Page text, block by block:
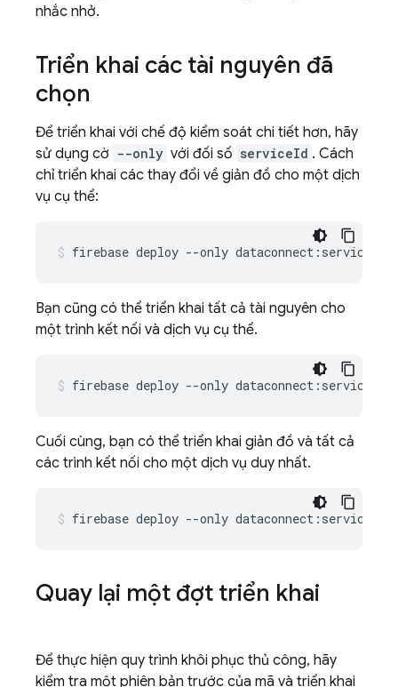
nhắc nhở.
Triển khai các tài nguyên đã
chọn
Để triển khai với chế độ kiểm soát chi tiết hơn, hãy
sử dụng cờ --only với đối số serviceId . Cách
chỉ triển khai các thay đổi về giản đồ cho một dịch
vụ cụ thể:
firebase deploy --only
Bạn cũng có thể triển khai tất cả tài nguyên cho
một trình kết nối và dịch vụ cụ thể.
firebase deploy --only
Cuối cùng, bạn có thể triển khai giản đồ và tất cả
các trình kết nối cho một dịch vụ duy nhất.
firebase deploy --only dataconnect:serviceId
Quay lại một đợt triển khai
Để thực hiện quy trình khôi phục thủ công, hãy
kiểm tra một phiên bản trước của mã và triển khai